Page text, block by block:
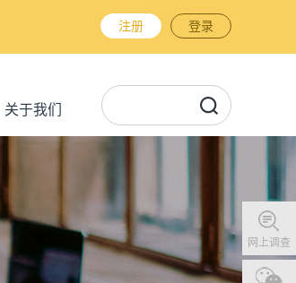
注册 登录
关于我们
网上调查